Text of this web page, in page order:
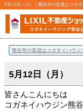
5月12日（月） | 熊谷市の賃貸はコガ
熊谷市の賃貸はコガネイハウジ
5月12日（月）
皆さんこんにちは
コガネイハウジン熊